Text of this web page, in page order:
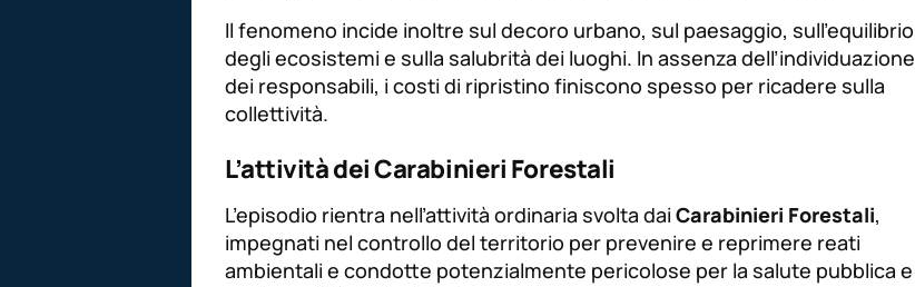
Il fenomeno incide inoltre sul decoro urbano, sul paesaggio, sull’equilibrio
degli ecosistemi e sulla salubrità dei luoghi. In assenza dell’individuazione
dei responsabili, i costi di ripristino finiscono spesso per ricadere sulla
collettività.
L’attività dei Carabinieri Forestali
L’episodio rientra nell’attività ordinaria svolta dai Carabinieri Forestali,
impegnati nel controllo del territorio per prevenire e reprimere reati
ambientali e condotte potenzialmente pericolose per la salute pubblica e